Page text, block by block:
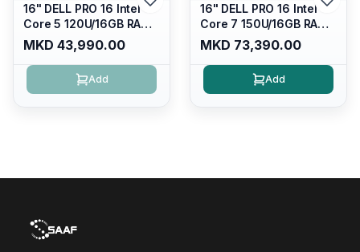
16" DELL PRO 16 Intel
Core 5 120U/16GB RAM
DDR5 5600mhz/ 512 GB
SSD M.2 Nvme/fullhd+
(16:10) Ips/bt/backlit
Kb/thunderbolt
MKD 43,990.00
Add
16" DELL PRO 16 Intel
Core 7 150U/16GB RAM
DDR5 5600mhz/ 512 GB
SSD M.2 Nvme
(2230)/FULLHD+ (16:10)
Ips/bt/backlit
MKD 73,390.00
Add